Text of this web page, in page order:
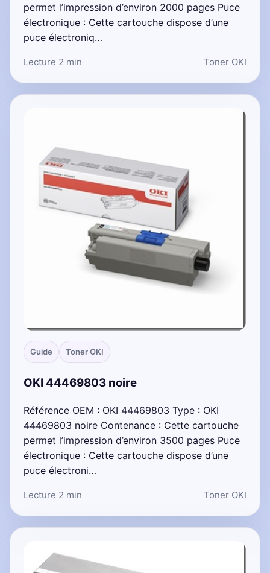
permet l’impression d’environ 2000 pages Puce
électronique : Cette cartouche dispose d’une
puce électroniq…
Lecture 2 min Toner OKI
Guide Toner OKI
OKI 44469803 noire
Référence OEM : OKI 44469803 Type : OKI
44469803 noire Contenance : Cette cartouche
permet l’impression d’environ 3500 pages Puce
électronique : Cette cartouche dispose d’une
puce électroni…
Lecture 2 min Toner OKI